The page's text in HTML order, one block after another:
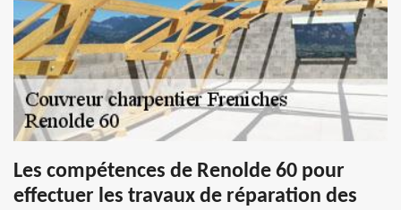
Les compétences de Renolde 60 pour
effectuer les travaux de réparation des